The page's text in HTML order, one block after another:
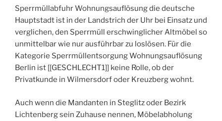
Sperrmüllabfuhr Wohnungsauflösung die deutsche
Hauptstadt ist in der Landstrich der Uhr bei Einsatz und
verglichen, den Sperrmüll erschwinglicher Altmöbel so
unmittelbar wie nur ausführbar zu loslösen. Für die
Kategorie Sperrmüllentsorgung Wohnungsauflösung
Berlin ist [[GESCHLECHT1]] keine Rolle, ob der
Privatkunde in Wilmersdorf oder Kreuzberg wohnt.
Auch wenn die Mandanten in Steglitz oder Bezirk
Lichtenberg sein Zuhause nennen, Möbelabholung